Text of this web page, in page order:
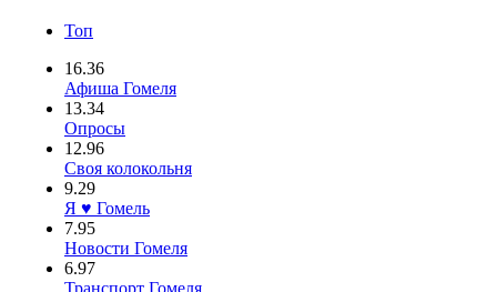
Топ
16.36
Афиша Гомеля
13.34
Опросы
12.96
Своя колокольня
9.29
Я ♥ Гомель
7.95
Новости Гомеля
6.97
Транспорт Гомеля